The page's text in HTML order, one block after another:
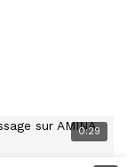
0:29